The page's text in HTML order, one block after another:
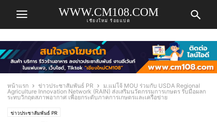
WWW.CM108.COM
เชียงใหม่ ร้อยแปด
หน้าแรก ข่าวประชาสัมพันธ์ PR
ม.แม่โจ้ MOU ร่วมกับ USDA Regional
Agriculture Innovation Network (RAIN) ส่งเสริมนวัตกรรมการเกษตร รับมือผลก
ระทบวิกฤตสภาพอากาศ เพื่อยกระดับภาคการเกษตรและเครือข่าย
ข่าวประชาสัมพันธ์ PR